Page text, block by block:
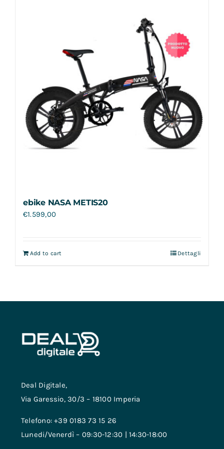
ebike NASA METIS20
€1.599,00
Add to cart Dettagli
Deal Digitale,
Via Garessio, 30/3 – 18100 Imperia
Telefono: +39 0183 73 15 26
Lunedi/Venerdì – 09:30-12:30 | 14:30-18:00